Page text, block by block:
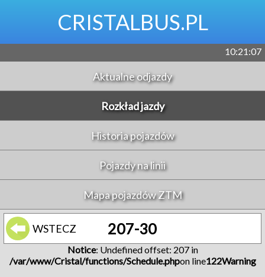
CRISTALBUS.PL
10:21:07
Aktualne odjazdy
Rozkład jazdy
Historia pojazdów
Pojazdy na linii
Mapa pojazdów ZTM
WSTECZ 207-30
Notice: Undefined offset: 207 in
/var/www/Cristal/functions/Schedule.phpon line122Warning